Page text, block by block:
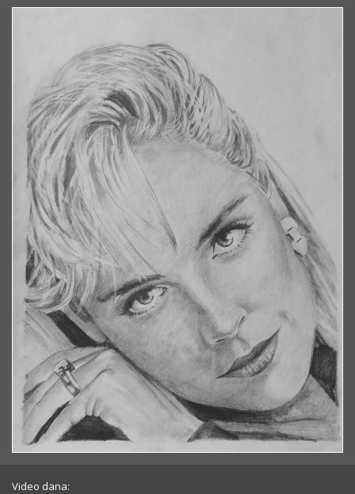
Video dana: